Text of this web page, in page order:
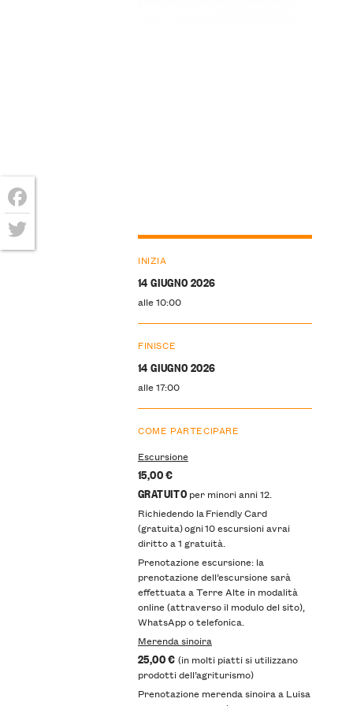
INIZIA
14 GIUGNO 2026
alle 10:00
FINISCE
14 GIUGNO 2026
alle 17:00
COME PARTECIPARE
Escursione
15,00 €
GRATUITO per minori anni 12.
Richiedendo la Friendly Card
(gratuita) ogni 10 escursioni avrai
diritto a 1 gratuità.
Prenotazione escursione: la
prenotazione dell’escursione sarà
effettuata a Terre Alte in modalità
online (attraverso il modulo del sito),
WhatsApp o telefonica.
Merenda sinoira
25,00 € (in molti piatti si utilizzano
prodotti dell’agriturismo)
Prenotazione merenda sinoira a Luisa
Facebook
Twitter